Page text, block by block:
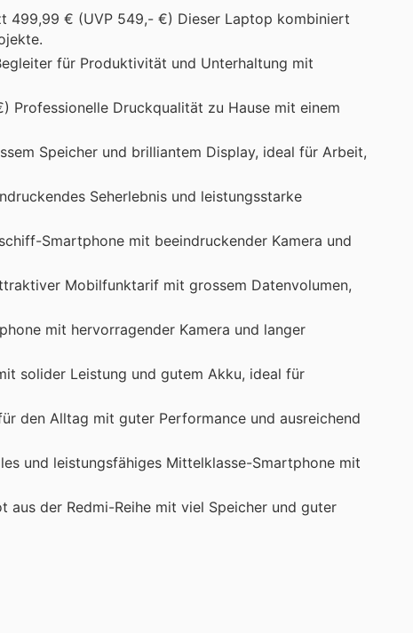
499,99 € (UVP 549,- €) Dieser Laptop kombiniert
für Produktivität und Unterhaltung mit
Professionelle Druckqualität zu Hause mit einem
Speicher und brilliantem Display, ideal für Arbeit,
Seherlebnis und leistungsstarke
Smartphone mit beeindruckender Kamera und
Mobilfunktarif mit grossem Datenvolumen,
mit hervorragender Kamera und langer
solider Leistung und gutem Akku, ideal für
den Alltag mit guter Performance und ausreichend
und leistungsfähiges Mittelklasse-Smartphone mit
der Redmi-Reihe mit viel Speicher und guter